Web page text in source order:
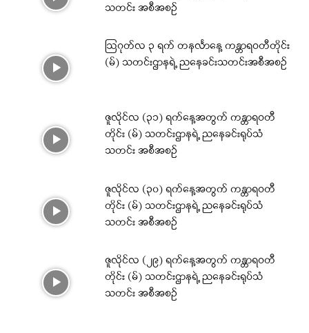
သတင်း အစီအစဉ်
ဩဂုတ်လ ၃ ရက် တနင်္လာနေ့ ကန္တာရဝတီတိုင်း
(မ်) သတင်းဌာနရဲ့ ညနေခင်းသတင်းအစီအစဉ်
ဇူလိုင်လ (၃၁) ရက်နေ့အတွက် ကန္တာရဝတီ
တိုင်း (မ်) သတင်းဌာနရဲ့ ညနေခင်းရုပ်သံ
သတင်း အစီအစဉ်
ဇူလိုင်လ (၃၀) ရက်နေ့အတွက် ကန္တာရဝတီ
တိုင်း (မ်) သတင်းဌာနရဲ့ ညနေခင်းရုပ်သံ
သတင်း အစီအစဉ်
ဇူလိုင်လ (၂၉) ရက်နေ့အတွက် ကန္တာရဝတီ
တိုင်း (မ်) သတင်းဌာနရဲ့ ညနေခင်းရုပ်သံ
သတင်း အစီအစဉ်